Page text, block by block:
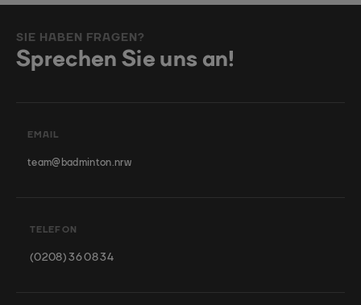
SIE HABEN FRAGEN?
Sprechen Sie uns an!
EMAIL
team@badminton.nrw
TELEFON
(0208) 36 08 34